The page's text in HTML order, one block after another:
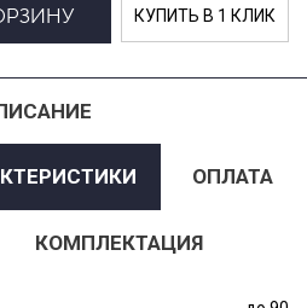
КУПИТЬ В 1 КЛИК
ОПЛАТА
КОМПЛЕКТАЦИЯ